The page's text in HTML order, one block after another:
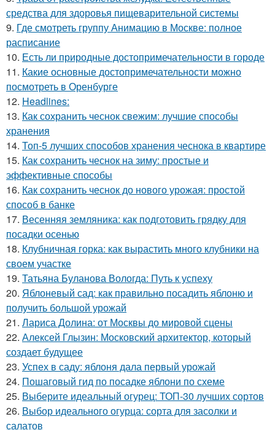
средства для здоровья пищеварительной системы
9. Где смотреть группу Анимацию в Москве: полное
расписание
10. Есть ли природные достопримечательности в городе
11. Какие основные достопримечательности можно
посмотреть в Оренбурге
12. Headlines:
13. Как сохранить чеснок свежим: лучшие способы
хранения
14. Топ-5 лучших способов хранения чеснока в квартире
15. Как сохранить чеснок на зиму: простые и
эффективные способы
16. Как сохранить чеснок до нового урожая: простой
способ в банке
17. Весенняя земляника: как подготовить грядку для
посадки осенью
18. Клубничная горка: как вырастить много клубники на
своем участке
19. Татьяна Буланова Вологда: Путь к успеху
20. Яблоневый сад: как правильно посадить яблоню и
получить большой урожай
21. Лариса Долина: от Москвы до мировой сцены
22. Алексей Глызин: Московский архитектор, который
создает будущее
23. Успех в саду: яблоня дала первый урожай
24. Пошаговый гид по посадке яблони по схеме
25. Выберите идеальный огурец: ТОП-30 лучших сортов
26. Выбор идеального огурца: сорта для засолки и
салатов